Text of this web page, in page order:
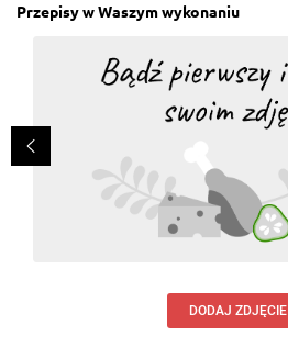
Przepisy w Waszym wykonaniu
DODAJ ZDJĘCIE